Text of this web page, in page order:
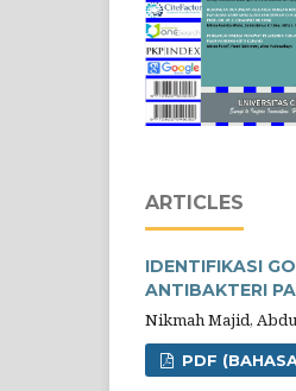
ARTICLES
IDENTIFIKASI
ANTIBAKTERI
Nikmah Majid,
PDF